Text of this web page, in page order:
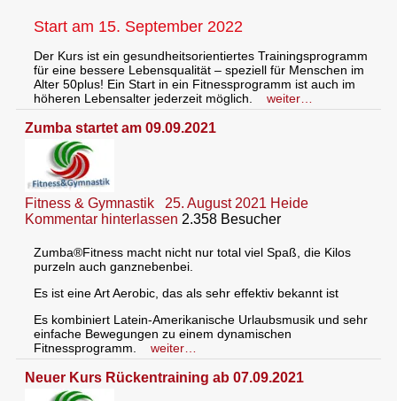
Start am 15. September 2022
Der Kurs ist ein gesundheitsorientiertes Trainingsprogramm
für eine bessere Lebensqualität – speziell für Menschen im
Alter 50plus! Ein Start in ein Fitnessprogramm ist auch im
höheren Lebensalter jederzeit möglich.
weiter…
Zumba startet am 09.09.2021
Fitness & Gymnastik 25. August 2021 Heide
Kommentar hinterlassen 2.358 Besucher
Zumba®Fitness macht nicht nur total viel Spaß, die Kilos
purzeln auch ganznebenbei.
Es ist eine Art Aerobic, das als sehr effektiv bekannt ist
Es kombiniert Latein-Amerikanische Urlaubsmusik und sehr
einfache Bewegungen zu einem dynamischen
Fitnessprogramm.
weiter…
Neuer Kurs Rückentraining ab 07.09.2021